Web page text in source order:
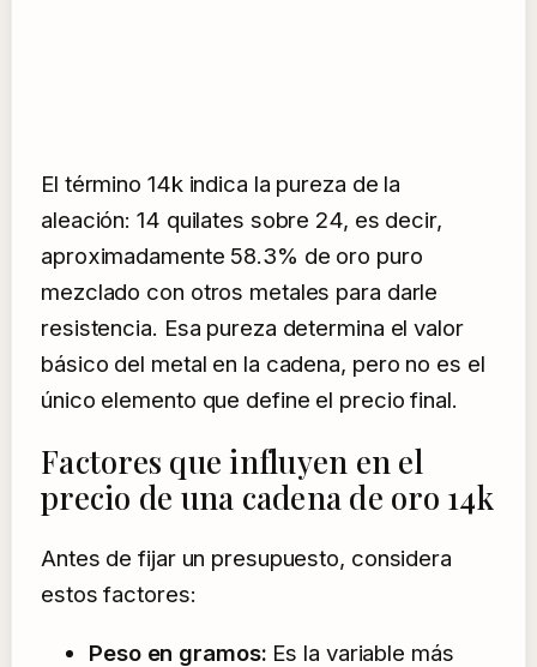
El término 14k indica la pureza de la
aleación: 14 quilates sobre 24, es decir,
aproximadamente 58.3% de oro puro
mezclado con otros metales para darle
resistencia. Esa pureza determina el valor
básico del metal en la cadena, pero no es el
único elemento que define el precio final.
Factores que influyen en el
precio de una cadena de oro 14k
Antes de fijar un presupuesto, considera
estos factores:
Peso en gramos: Es la variable más